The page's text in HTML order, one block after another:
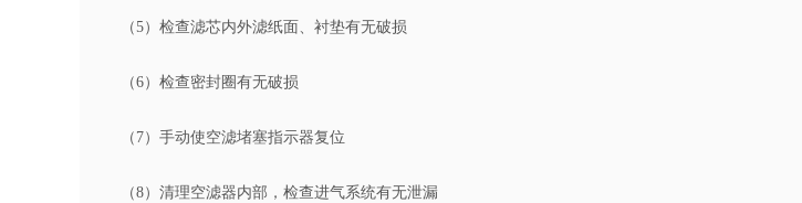
（5）检查滤芯内外滤纸面、衬垫有无破损
（6）检查密封圈有无破损
（7）手动使空滤堵塞指示器复位
（8）清理空滤器内部，检查进气系统有无泄漏